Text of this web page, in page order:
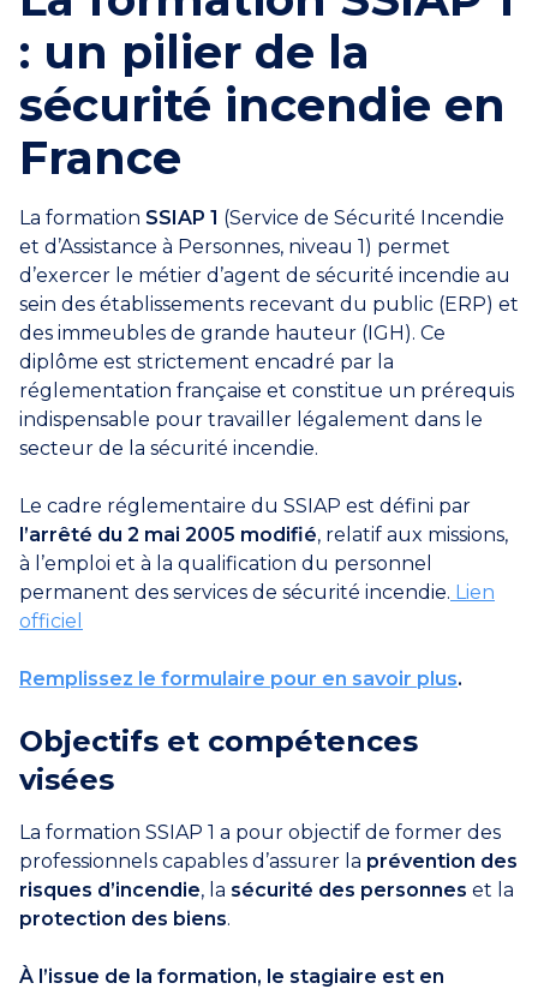
: un pilier de la
sécurité incendie en
France
La formation SSIAP 1 (Service de Sécurité Incendie
et d’Assistance à Personnes, niveau 1) permet
d’exercer le métier d’agent de sécurité incendie au
sein des établissements recevant du public (ERP) et
des immeubles de grande hauteur (IGH). Ce
diplôme est strictement encadré par la
réglementation française et constitue un prérequis
indispensable pour travailler légalement dans le
secteur de la sécurité incendie.
Le cadre réglementaire du SSIAP est défini par
l’arrêté du 2 mai 2005 modifié, relatif aux missions,
à l’emploi et à la qualification du personnel
permanent des services de sécurité incendie. Lien
officiel
Remplissez le formulaire pour en savoir plus.
Objectifs et compétences
visées
La formation SSIAP 1 a pour objectif de former des
professionnels capables d’assurer la prévention des
risques d’incendie, la sécurité des personnes et la
protection des biens.
À l’issue de la formation, le stagiaire est en